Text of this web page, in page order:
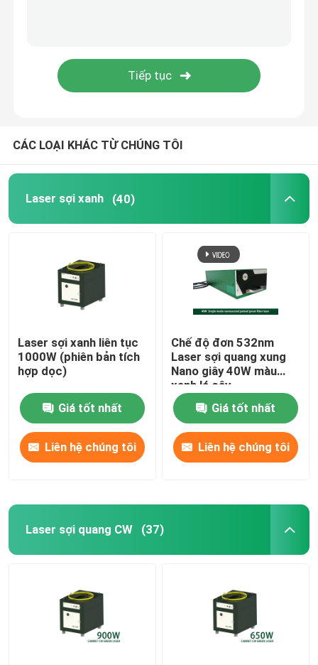
Máy hàn Laser cầm tay
Máy cắt laser
CÁC LOẠI KHÁC TỪ CHÚNG TÔI
Laser sợi xanh (40)
Laser sợi xanh liên tục
1000W (phiên bản tích
hợp dọc)
Giá tốt nhất
Liên hệ chúng tôi
Chế độ đơn 532nm
Laser sợi quang xung
Nano giây 40W màu
xanh lá cây
Giá tốt nhất
Liên hệ chúng tôi
Laser sợi quang CW (37)